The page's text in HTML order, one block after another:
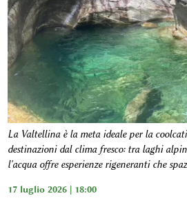
La Valtellina è la meta ideale per la
destinazioni dal clima fresco: tra laghi
l'acqua offre esperienze rigeneranti che
17 luglio 2026 | 18:00